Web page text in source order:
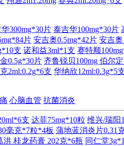
300mg*30片 泰吉华100mg*30片
片 安吉奥0.5mg*42片 安吉
支 诺和益3ml*1支 赛特顺
0.5g*30片 齐鲁锐贝100mg 伯尔定
2ml:0.2g*6支 华纳欣12ml:0.3g*5
心脑血管 抗菌消炎
支 达菲75mg*10粒 维兴/瑞阳
毫克*7粒*4板 蒲地蓝消炎片0.31
洪 桂龙药膏 202克*6瓶 同仁堂